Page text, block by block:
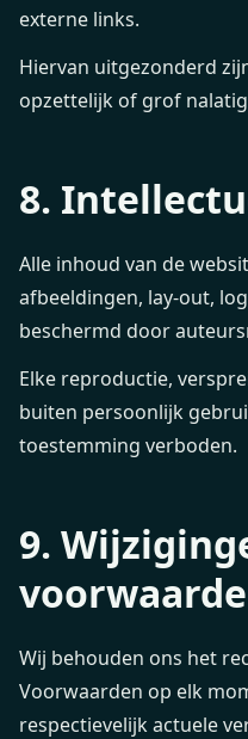
externe links.
Hiervan uitgezonderd
opzettelijk of grof
8.
Alle inhoud van de
afbeeldingen, lay-out,
beschermd door
Elke reproductie,
buiten persoonlijk
toestemming verboden.
9.
Wij behouden ons het
Voorwaarden op elk
respectievelijk actuele